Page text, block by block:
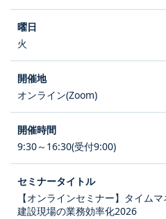
火
オンライン(Zoom)
9:30～16:30(受付9:00)
【オンラインセミナー】タイム
建設現場の業務効率化2026